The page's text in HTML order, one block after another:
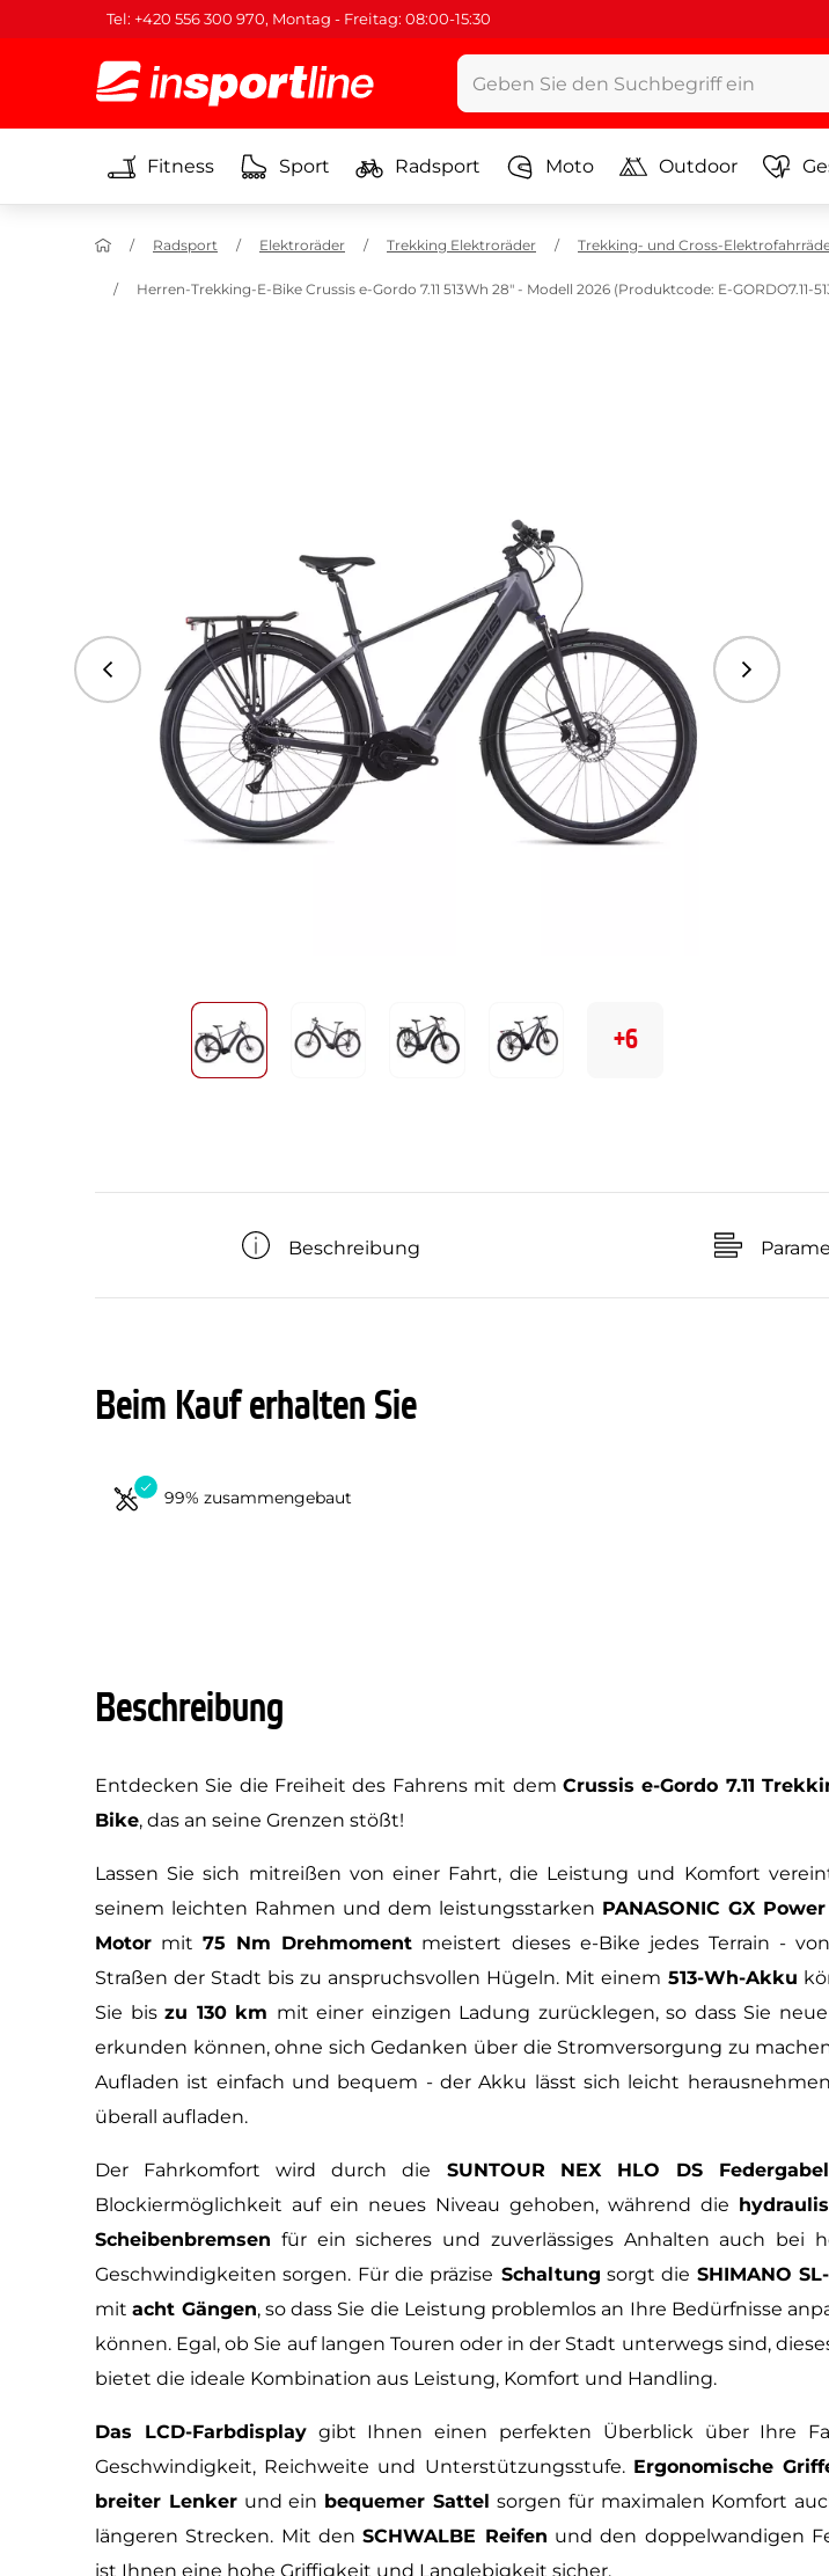
Tel: +420 556 300 970, Montag - Freitag: 08:00-15:30
Fitness Sport Radsport Moto Outdoor
Radsport Elektroräder Trekking Elektroräder Trekking- und Cross-
Herren-Trekking-E-Bike Crussis e-Gordo 7.11 513Wh 28" - Modell 2026 (Produktcode: E-GORDO7.11-
vorhergehend Folgend
+6
Beschreibung
Beim Kauf erhalten Sie
99% zusammengebaut
Beschreibung
Entdecken Sie die Freiheit des Fahrens mit dem Crussis e-Gordo 7.11
Bike, das an seine Grenzen stößt!
Lassen Sie sich mitreißen von einer Fahrt, die Leistung und Komfort
seinem leichten Rahmen und dem leistungsstarken PANASONIC GX
Motor mit75 Nm Drehmoment meistert dieses e-Bike jedes Terrain -
Straßen der Stadt bis zu anspruchsvollen Hügeln. Mit einem 513-Wh-Akku
Sie bis zu 130 km mit einer einzigen Ladung zurücklegen, so dass Sie
erkunden können, ohne sich Gedanken über die Stromversorgung zu
Aufladen ist einfach und bequem - der Akku lässt sich leicht
überall aufladen.
Der Fahrkomfort wird durch die SUNTOUR NEX HLO DS Federgabel
Blockiermöglichkeit auf ein neues Niveau gehoben, während die
Scheibenbremsen für ein sicheres und zuverlässiges Anhalten auch bei
Geschwindigkeiten sorgen. Für die präzise Schaltung sorgt die SHIMANO
mitacht Gängen, so dass Sie die Leistung problemlos an Ihre Bedürfnisse
können. Egal, ob Sie auf langen Touren oder in der Stadt unterwegs sind,
bietet die ideale Kombination aus Leistung, Komfort und Handling.
Das LCD-Farbdisplaygibt Ihnen einen perfekten Überblick über Ihre
Geschwindigkeit, Reichweite und Unterstützungsstufe. Ergonomische
breiter Lenkerund ein bequemer Sattel sorgen für maximalen Komfort
längeren Strecken. Mit denSCHWALBE Reifen und den doppelwandigen
ist Ihnen eine hohe Griffigkeit und Langlebigkeit sicher.